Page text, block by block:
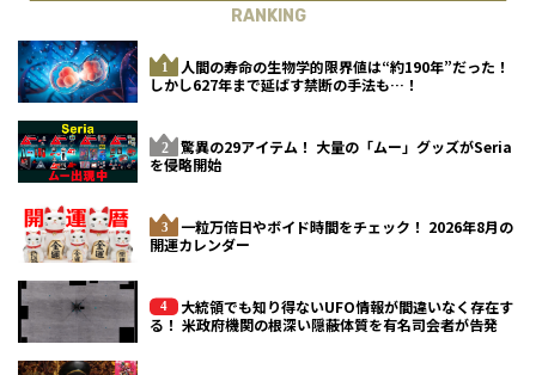
RANKING
人間の寿命の生物学的限界値は“約190年”だった！
しかし627年まで延ばす禁断の手法も…！
驚異の29アイテム！ 大量の「ムー」グッズがSeria
を侵略開始
一粒万倍日やボイド時間をチェック！ 2026年8月の
開運カレンダー
大統領でも知り得ないUFO情報が間違いなく存在す
る！ 米政府機関の根深い隠蔽体質を有名司会者が告発